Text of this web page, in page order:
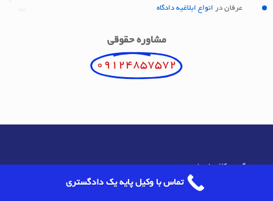
عرفان در انواع ابلاغیه دادگاه
مشاوره حقوقی
09124857572
گروه وکلای پارسا
تماس با وکیل پایه یک دادگستری